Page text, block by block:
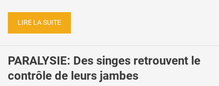
LIRE LA SUITE
PARALYSIE: Des singes retrouvent le
contrôle de leurs jambes